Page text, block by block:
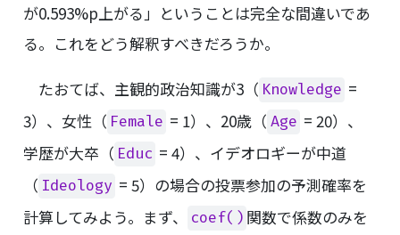
が0.593%p上がる」ということは完全な間違いであ
る。これをどう解釈すべきだろうか。
たおてば、主観的政治知識が3（ Knowledge =
3）、女性（ Female = 1）、20歳（ Age = 20）、
学歴が大卒（ Educ = 4）、イデオロギーが中道
（ Ideology = 5）の場合の投票参加の予測確率を
計算してみよう。まず、
coef() 関数で係数のみを